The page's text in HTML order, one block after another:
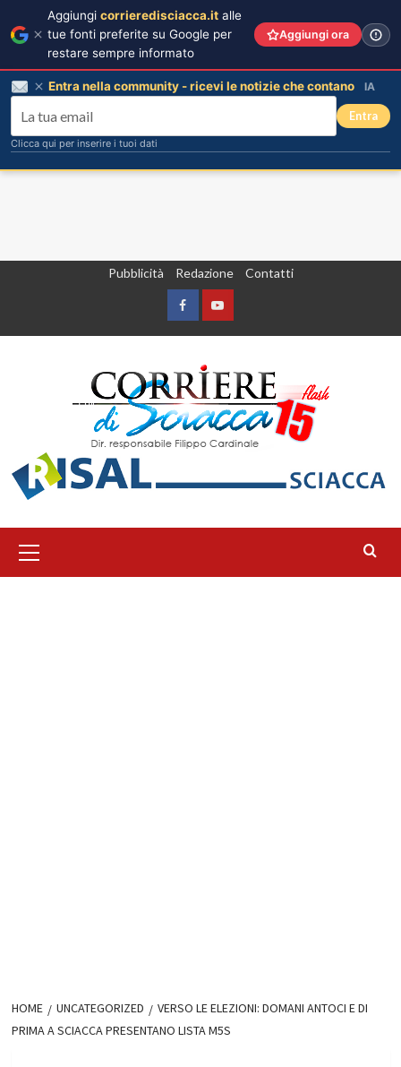
Pubblicità Redazione Contatti
FacebookYountube
principale
HOME UNCATEGORIZED
VERSO LE ELEZIONI: DOMANI ANTOCI E DI
PRIMA A SCIACCA PRESENTANO LISTA M5S
Aggiungi corrieredisciacca.it alle
tue fonti preferite su Google per
restare sempre informato
Aggiungi ora
Entra nella community - ricevi le notizie che contano IA
Entra
Clicca qui per inserire i tuoi dati